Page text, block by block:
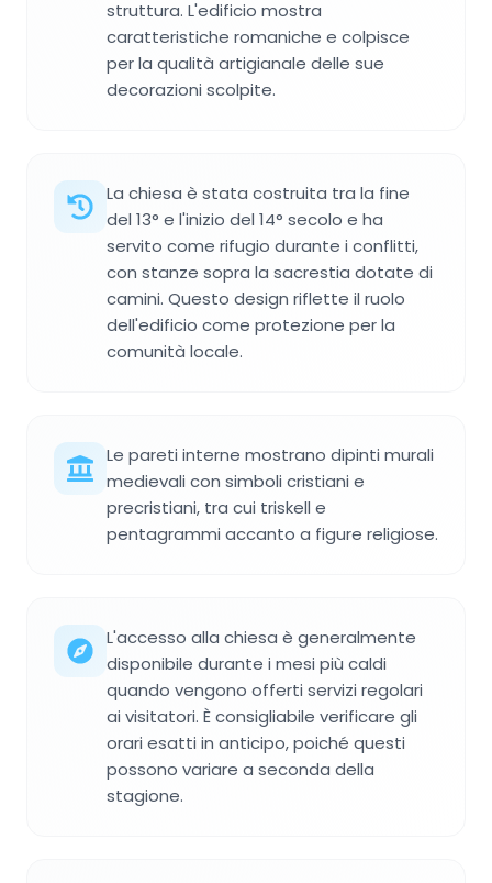
struttura. L'edificio mostra
caratteristiche romaniche e colpisce
per la qualità artigianale delle sue
decorazioni scolpite.
La chiesa è stata costruita tra la fine
del 13° e l'inizio del 14° secolo e ha
servito come rifugio durante i conflitti,
con stanze sopra la sacrestia dotate di
camini. Questo design riflette il ruolo
dell'edificio come protezione per la
comunità locale.
Le pareti interne mostrano dipinti murali
medievali con simboli cristiani e
precristiani, tra cui triskell e
pentagrammi accanto a figure religiose.
L'accesso alla chiesa è generalmente
disponibile durante i mesi più caldi
quando vengono offerti servizi regolari
ai visitatori. È consigliabile verificare gli
orari esatti in anticipo, poiché questi
possono variare a seconda della
stagione.